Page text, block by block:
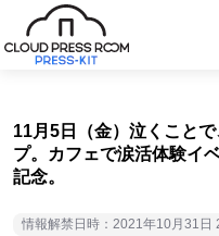
11月5日（金）泣くこと
プ。カフェで涙活体験イ
記念。
情報解禁日時：2021年10月31日